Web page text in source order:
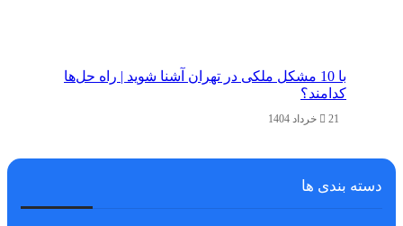
با 10 مشکل ملکی در تهران آشنا شوید | راه حل‌ها
کدامند؟
21 خرداد 1404
دسته بندی ها